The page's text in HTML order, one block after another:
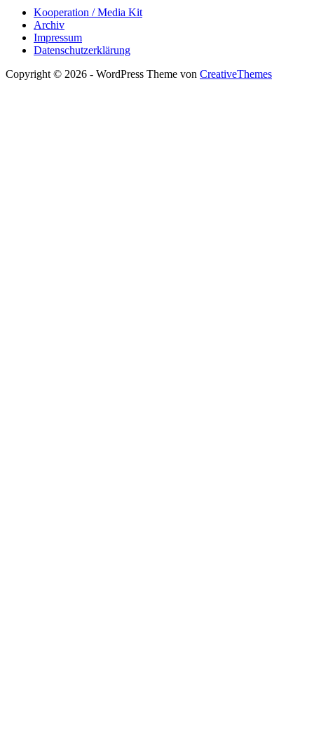
Kooperation / Media Kit
Archiv
Impressum
Datenschutzerklärung
Copyright © 2026 - WordPress Theme von CreativeThemes